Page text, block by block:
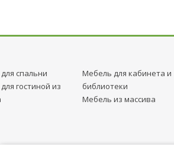
спальни
гостиной из
Мебель для кабинета и
библиотеки
Мебель из массива